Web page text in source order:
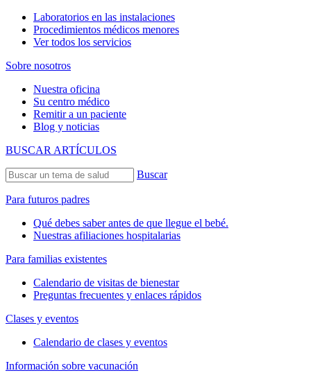
Laboratorios en las instalaciones
Procedimientos médicos menores
Ver todos los servicios
Sobre nosotros
Nuestra oficina
Su centro médico
Remitir a un paciente
Blog y noticias
BUSCAR ARTÍCULOS
Buscar
Para futuros padres
Qué debes saber antes de que llegue el bebé.
Nuestras afiliaciones hospitalarias
Para familias existentes
Calendario de visitas de bienestar
Preguntas frecuentes y enlaces rápidos
Clases y eventos
Calendario de clases y eventos
Información sobre vacunación